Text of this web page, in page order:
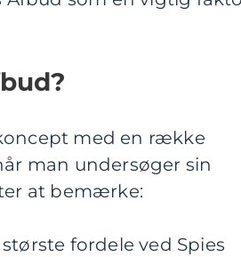
med en række
man undersøger sin
at bemærke:
fordele ved Spies